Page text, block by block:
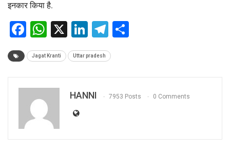
इनकार किया है.
Facebook
WhatsApp
X LinkedIn
Telegram
Jagat Kranti Uttar pradesh
HANNI 7953 Posts 0 Comments